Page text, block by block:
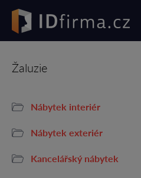
Žaluzie
Nábytek interiér
Nábytek exteriér
Kancelářský nábytek